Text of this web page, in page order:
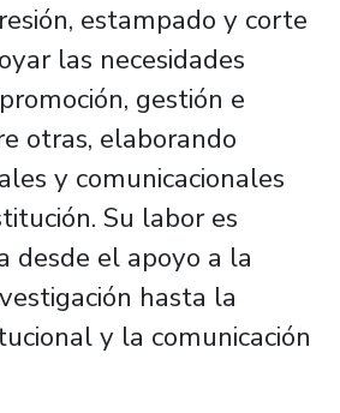
estampado y corte
las necesidades
gestión e
otras, elaborando
y comunicacionales
Su labor es
desde el apoyo a la
hasta la
y la comunicación